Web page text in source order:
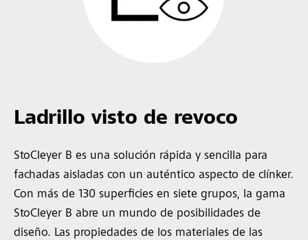
Ladrillo visto de revoco
StoCleyer B es una solución rápida y sencilla para
fachadas aisladas con un auténtico aspecto de clínker.
Con más de 130 superficies en siete grupos, la gama
StoCleyer B abre un mundo de posibilidades de
diseño. Las propiedades de los materiales de las